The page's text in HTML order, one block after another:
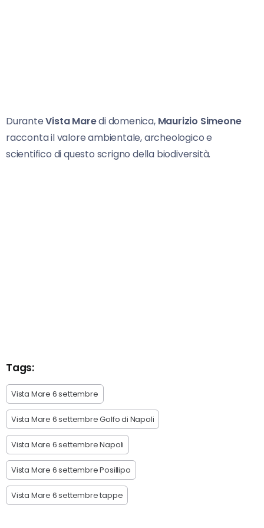
DuranteVista Maredi domenica, Maurizio Simeone
racconta il valore ambientale, archeologico e
scientifico di questo scrigno della biodiversità.
Tags:
Vista Mare 6 settembre
Vista Mare 6 settembre Golfo di Napoli
Vista Mare 6 settembre Napoli
Vista Mare 6 settembre Posillipo
Vista Mare 6 settembre tappe